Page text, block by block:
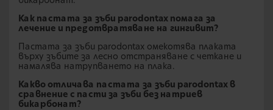
Как пастата за зъби parodontax помага за
лечение и предотвратяване на гингивит?
Пастата за зъби parodontax омекотява плаката
върху зъбите за лесно отстраняване с четкане и
намалява натрупването на плака.
Какво отличава пастата за зъби parodontax в
сравнение с пасти за зъби без натриев
бикарбонат?